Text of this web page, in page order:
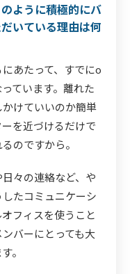
ように積極的にバ
いている理由は何
あたって、すでにo
ています。離れた
けていいのか簡単
を近づけるだけで
のですから。
々の連絡など、や
たコミュニケーシ
フィスを使うこと
バーにとっても大
。